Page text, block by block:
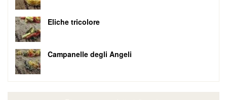
Eliche tricolore
Campanelle degli Angeli